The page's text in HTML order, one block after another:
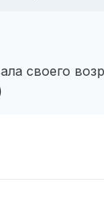
своего